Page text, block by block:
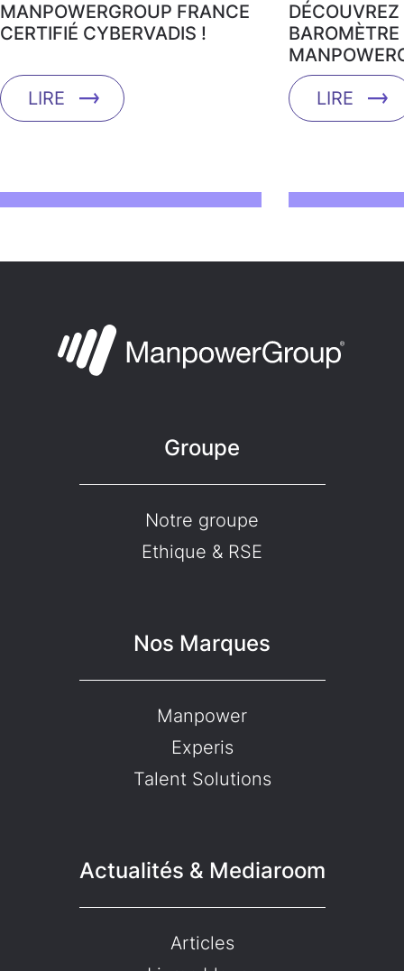
MANPOWERGROUP FRANCE
CERTIFIÉ CYBERVADIS !
LIRE
DÉCOUVREZ
LIRE
Groupe
Notre groupe
Ethique & RSE
Nos Marques
Manpower
Experis
Talent Solutions
Actualités & Mediaroom
Articles